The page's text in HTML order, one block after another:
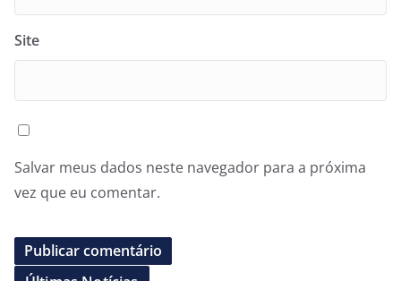
Site
Salvar meus dados neste navegador para a próxima
vez que eu comentar.